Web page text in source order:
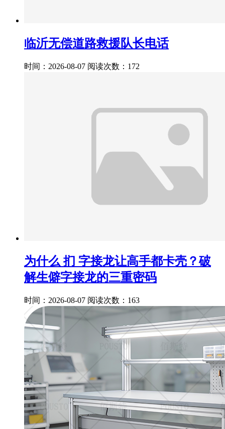
临沂无偿道路救援队长电话
时间：2026-08-07 阅读次数：172
为什么 扪 字接龙让高手都卡壳？破
解生僻字接龙的三重密码
时间：2026-08-07 阅读次数：163